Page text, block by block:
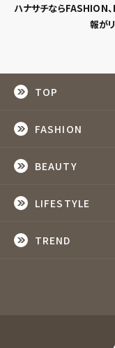
ハナサチならFASHION
報が
TOP
FASHION
BEAUTY
LIFESTYLE
TREND